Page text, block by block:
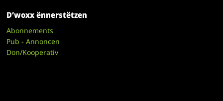
D’woxx ënnerstëtzen
Abonnements
Pub - Annoncen
Don/Kooperativ